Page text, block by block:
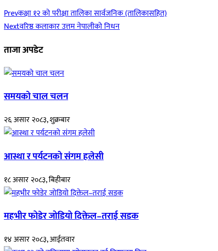
Prevकक्षा १२ को परीक्षा तालिका सार्वजनिक (तालिकासहित)
Nextवरिष्ठ कलाकार उत्तम नेपालीको निधन
ताजा अपडेट
समयको चाल चलन
२६ असार २०८३, शुक्रबार
आस्था र पर्यटनको संगम हलेसी
१८ असार २०८३, बिहीबार
महभीर फोडेर जोडियो दिक्तेल–तराई सडक
१४ असार २०८३, आईतवार